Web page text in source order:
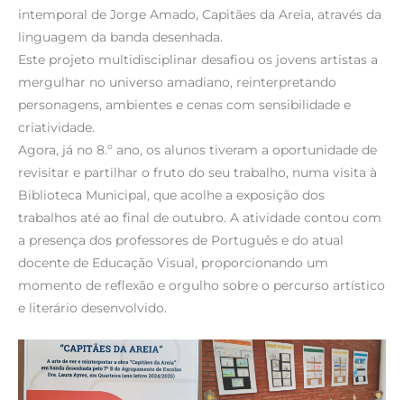
intemporal de Jorge Amado, Capitães da Areia, através da
linguagem da banda desenhada.
Este projeto multidisciplinar desafiou os jovens artistas a
mergulhar no universo amadiano, reinterpretando
personagens, ambientes e cenas com sensibilidade e
criatividade.
Agora, já no 8.º ano, os alunos tiveram a oportunidade de
revisitar e partilhar o fruto do seu trabalho, numa visita à
Biblioteca Municipal, que acolhe a exposição dos
trabalhos até ao final de outubro. A atividade contou com
a presença dos professores de Português e do atual
docente de Educação Visual, proporcionando um
momento de reflexão e orgulho sobre o percurso artístico
e literário desenvolvido.